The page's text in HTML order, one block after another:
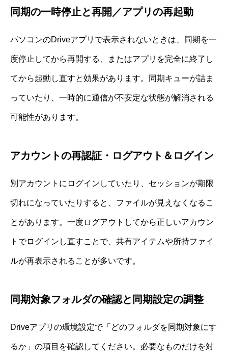
同期の一時停止と再開／アプリの再起動
パソコンのDriveアプリで表示されないときは、同期を一
度停止してから再開する、またはアプリを完全に終了し
てから起動し直すと効果があります。同期キューが詰ま
っていたり、一時的に通信が不安定な状態が解消される
可能性があります。
アカウントの再認証・ログアウト＆ログイン
別アカウントにログインしていたり、セッションが期限
切れになっていたりすると、ファイルが見えなくなるこ
とがあります。一度ログアウトしてから正しいアカウン
トでログインし直すことで、共有アイテムや所持ファイ
ルが再表示されることが多いです。
同期対象フォルダの確認と同期設定の調整
Driveアプリの環境設定で「どのフォルダを同期対象にす
るか」の項目を確認してください。必要なものだけを対